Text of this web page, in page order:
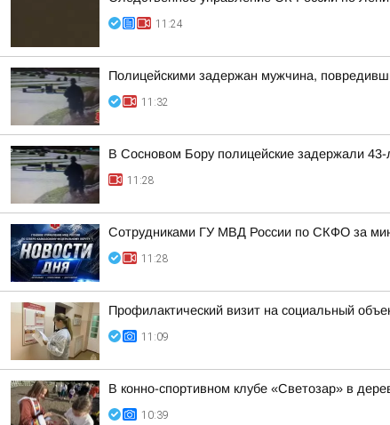
11:24
Полицейскими задержан мужчина,
11:32
В Сосновом Бору полицейские задержали
11:28
Сотрудниками ГУ МВД России по СКФО за
11:28
Профилактический визит на социальный
11:09
В конно-спортивном клубе «Светозар» в
10:39